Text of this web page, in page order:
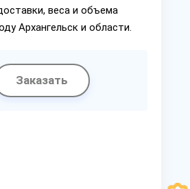
веса и объема
Архангельск и области.
Заказать